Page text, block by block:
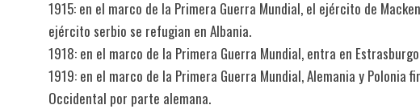
1915: en el marco de la Primera Guerra Mundial, el ejército de
ejército serbio se refugian en Albania.
1918: en el marco de la Primera Guerra Mundial, entra en
1919: en el marco de la Primera Guerra Mundial, Alemania y Polonia
Occidental por parte alemana.